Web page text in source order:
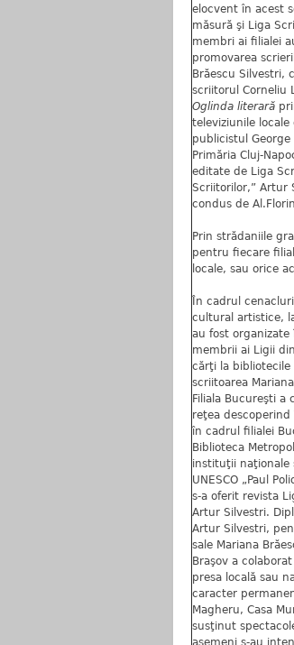
elocvent în acest
măsură şi Liga
membri ai filialei
promovarea
Brăescu Silvestri,
scriitorul Corneliu
Oglinda literară
televiziunile locale
publicistul George
Primăria Cluj-
editate de Liga
Scriitorilor,” Artur
condus de
Prin strădaniile
pentru fiecare
locale, sau orice
În cadrul
cultural artistice,
au fost
membrii ai Ligii
cărţi la bibliotecile
scriitoarea
Filiala Bucureşti a
reţea
în cadrul filialei
Biblioteca
instituţii naţionale
UNESCO „Paul
s-a oferit revista
Artur Silvestri.
Artur Silvestri,
sale Mariana
Braşov a
presa locală sau
caracter
Magheru, Casa
susţinut
asemeni s-au